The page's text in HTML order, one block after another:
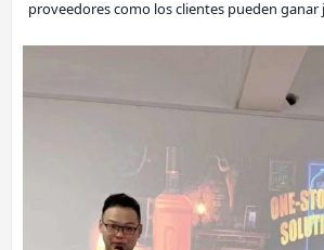
proveedores como los clientes pueden ganar